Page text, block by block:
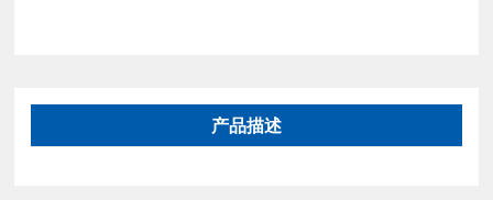
产品描述